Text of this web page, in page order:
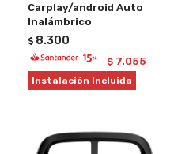
Carplay/android Auto
Inalámbrico
$ 8.300
$ 7.055
Instalación Incluida